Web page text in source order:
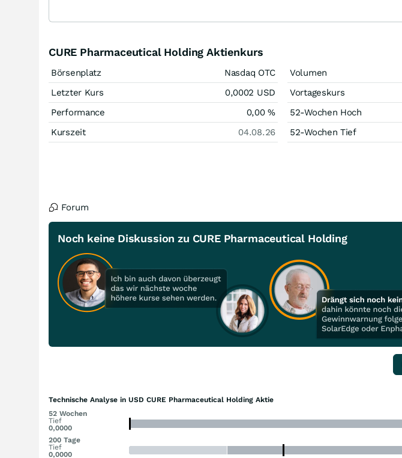
CURE Pharmaceutical Holding Aktienkurs
Börsenplatz
Nasdaq OTC
Letzter Kurs
0,0002 USD
Performance
0,00%
Kurszeit
04.08.26
Volumen
Vortageskurs
52-Wochen Hoch
52-Wochen Tief
Forum
Noch keine Diskussion zu CURE Pharmaceutical Holding
Technische Analyse in USD CURE Pharmaceutical Holding Aktie
52 Wochen
Tief
0,0000
200 Tage
Tief
0,0000